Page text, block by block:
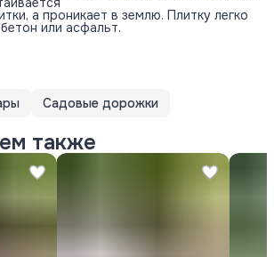
а проникает в землю. Плитку легко
или асфальт.
Садовые дорожки
также